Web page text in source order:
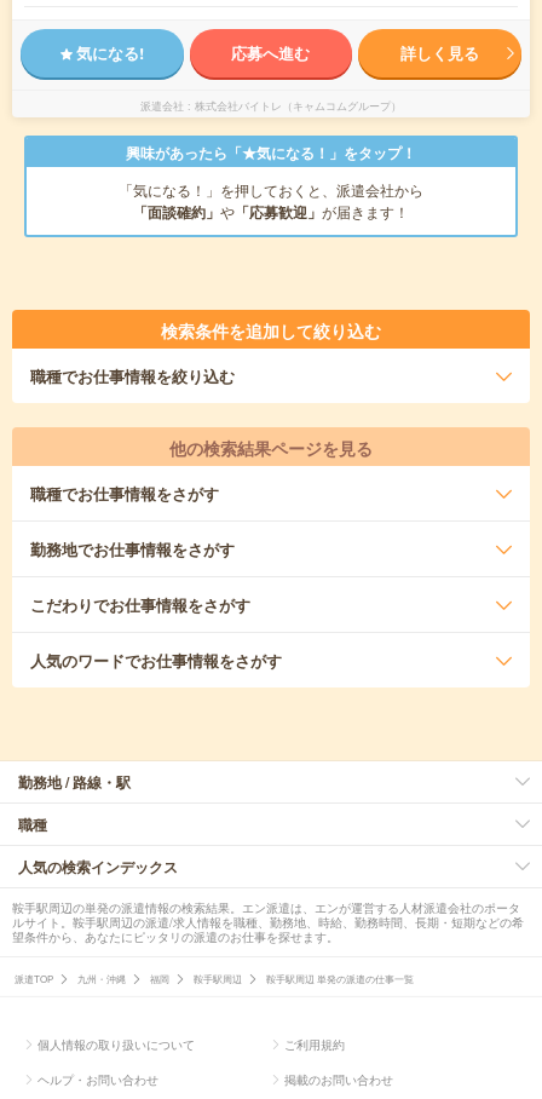
気になる! 応募へ進む 詳しく見る
派遣会社 株式会社バイトレ（キャムコムグループ）
興味があったら「★気になる！」をタップ！
「気になる！」を押しておくと、派遣会社から
「面談確約」 や 「応募歓迎」 が届きます！
検索条件を追加して絞り込む
職種でお仕事情報を絞り込む
他の検索結果ページを見る
職種でお仕事情報をさがす
勤務地でお仕事情報をさがす
こだわりでお仕事情報をさがす
人気のワードでお仕事情報をさがす
勤務地 / 路線・駅
職種
人気の検索インデックス
鞍手駅周辺の単発の派遣情報の検索結果。エン派遣は、エンが運営する人材派遣会社のポータ
ルサイト。鞍手駅周辺の派遣/求人情報を職種、勤務地、時給、勤務時間、長期・短期などの希
望条件から、あなたにピッタリの派遣のお仕事を探せます。
派遣TOP 九州・沖縄 福岡 鞍手駅周辺 鞍手駅周辺 単発の派遣の仕事一覧
個人情報の取り扱いについて ご利用規約
ヘルプ・お問い合わせ 掲載のお問い合わせ